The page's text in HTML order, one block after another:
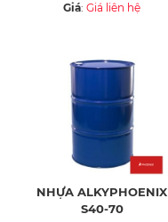
Giá:Giá liên hệ
NHỰA ALKYPHOENIX
S40-70